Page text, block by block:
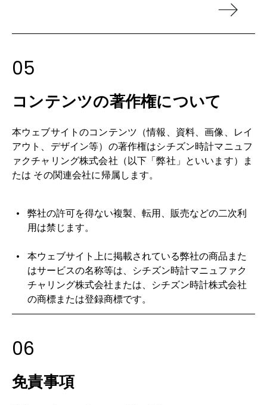
05
コンテンツの著作権について
本ウェブサイトのコンテンツ（情報、資料、画像、レイ
アウト、デザイン等）の著作権はシチズン時計マニュフ
ァクチャリング株式会社（以下「弊社」といいます）ま
たは その関連会社に帰属します。
弊社の許可を得ない複製、転用、販売などの二次利
用は禁じます。
本ウェブサイト上に掲載されている弊社の商品また
はサービスの名称等は、シチズン時計マニュファク
チャリング株式会社または、シチズン時計株式会社
の商標または登録商標です。
06
免責事項